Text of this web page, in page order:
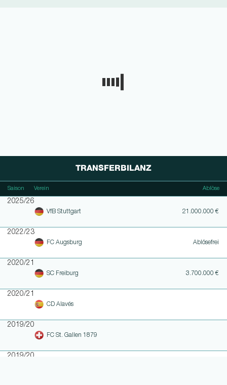
TRANSFERBILANZ
Saison Verein Ablöse
2025/26
VfB Stuttgart 21.000.000 €
2022/23
FC Augsburg Ablösefrei
2020/21
SC Freiburg 3.700.000 €
2020/21
CD Alavés
2019/20
FC St. Gallen 1879
2019/20